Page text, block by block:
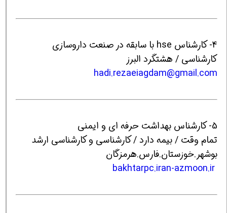
4- کارشناس hse با سابقه در صنعت داروسازی
کارشناسی / هشتگرد البرز
hadi.rezaeiagdam@gmail.com
5- کارشناس بهداشت حرفه ای و ایمنی
تمام وقت / بیمه دارد / کارشناسی و کارشناسی ارشد
بوشهر.خوزستان.فارس.هرمزگان